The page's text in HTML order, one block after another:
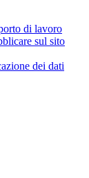
di lavoro
sul sito
dei dati